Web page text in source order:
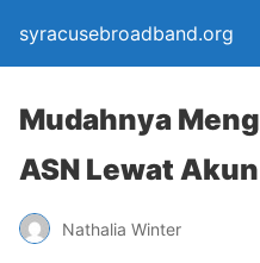
syracusebroadband.org
Mudahnya
ASN Lewat
Nathalia Winter